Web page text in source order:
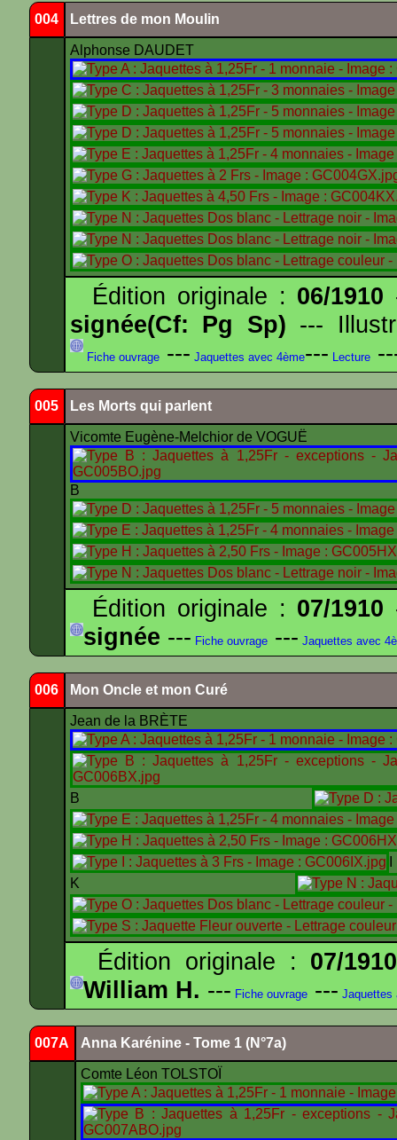
004 Lettres de mon Moulin
Alphonse DAUDET
Édition originale : 06/1910
signée(Cf: Pg Sp) ---
Fiche ouvrage --- Jaquettes avec 4ème--- Lecture
005 Les Morts qui parlent
Vicomte Eugène-Melchior de VOGUË
B
Édition originale : 07/1910
signée --- Fiche ouvrage --- Jaquettes avec
006 Mon Oncle et mon Curé
Jean de la BRÈTE
B
K
Édition originale : 07/1910
William H. --- Fiche ouvrage --- Jaquettes
007A Anna Karénine - Tome 1 (N°7a)
Comte Léon TOLSTOÏ